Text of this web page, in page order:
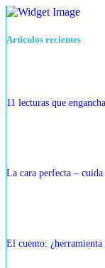
Artículos recientes
11 lecturas que
La cara perfecta –
El cuento: ¿herramienta